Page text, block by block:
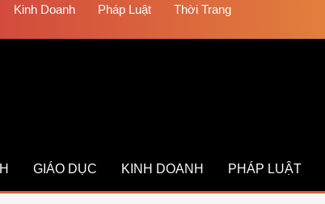
Kinh Doanh Pháp Luật
Thời Trang
GIÁO DỤC KINH DOANH PHÁP LUẬT